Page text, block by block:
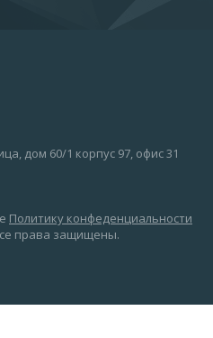
дом 60/1 корпус 97, офис 31
Политику конфеденциальности
права защищены.